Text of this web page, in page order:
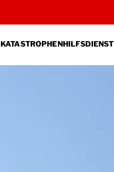
KATASTROPHENHILFSDIENST